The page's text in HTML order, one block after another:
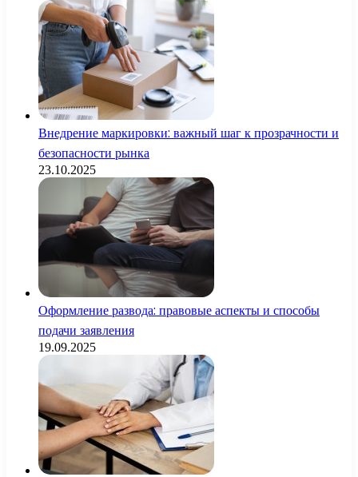
Внедрение маркировки: важный шаг к прозрачности и
безопасности рынка
23.10.2025
Оформление развода: правовые аспекты и способы
подачи заявления
19.09.2025